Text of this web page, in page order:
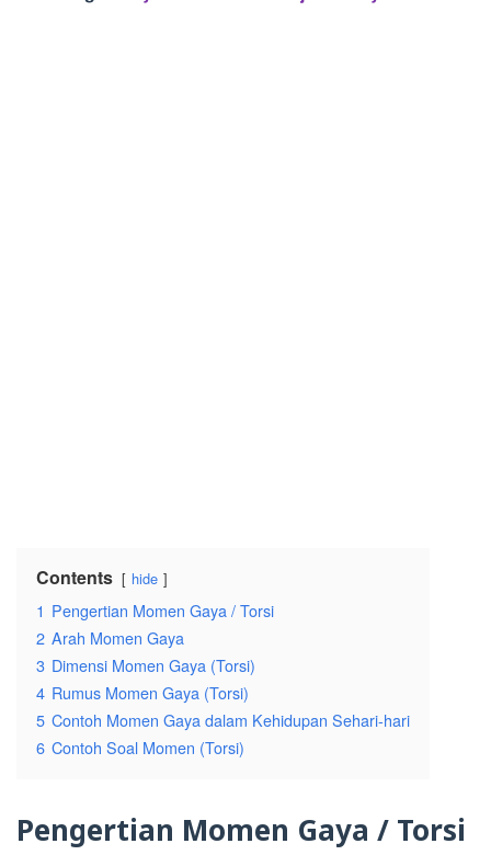
Contents hide
1 Pengertian Momen Gaya / Torsi
2 Arah Momen Gaya
3 Dimensi Momen Gaya (Torsi)
4 Rumus Momen Gaya (Torsi)
5 Contoh Momen Gaya dalam Kehidupan Sehari-hari
6 Contoh Soal Momen (Torsi)
Pengertian Momen Gaya / Torsi